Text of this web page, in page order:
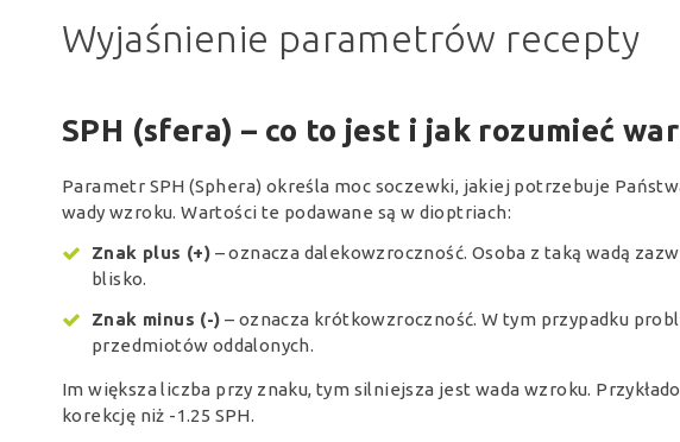
Wyjaśnienie parametrów recepty
SPH (sfera) – co to jest i jak rozumieć
Parametr SPH (Sphera) określa moc soczewki, jakiej potrzebuje
wady wzroku. Wartości te podawane są w dioptriach:
Znak plus (+) – oznacza dalekowzroczność. Osoba z taką wadą
blisko.
Znak minus (-) – oznacza krótkowzroczność. W tym przypadku
przedmiotów oddalonych.
Im większa liczba przy znaku, tym silniejsza jest wada wzroku.
korekcję niż -1.25 SPH.